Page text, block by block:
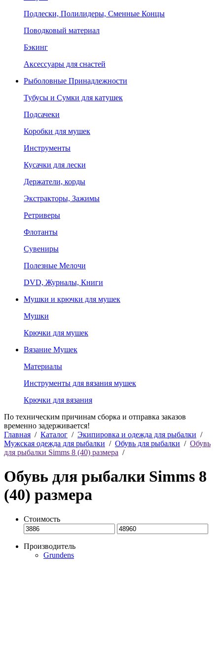
Подлески, Полилидеры, Сменные Концы
Поводковый материал
Бэкинг
Аксессуары для снастей
Рыболовные Принадлежности
Тубусы и Сумки для катушек
Подсачеки
Коробки для мушек
Инструменты
Кусачки для лески
Держатели, корды
Экстракторы, Зажимы
Ретриверы
Флотанты
Сувениры
Полезные Мелочи
DVD, Журналы, Книги
Мушки и крючки для мушек
Мушки
Крючки для мушек
Вязание Мушек
Материалы
Инструменты для вязания мушек
Крючки для вязания
По техническим причинам сборка и отправка заказов
временно задерживается!
Главная / Каталог / Экипировка и одежда для рыбалки /
Мужская одежда для рыбалки / Обувь для рыбалки / Обувь
для рыбалки Simms 8 (40) размера /
Обувь для рыбалки Simms 8
(40) размера
Стоимость
Производитель
Grundens